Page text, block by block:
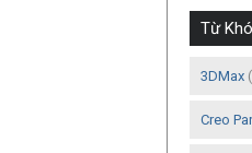
Từ
3DMax
Creo